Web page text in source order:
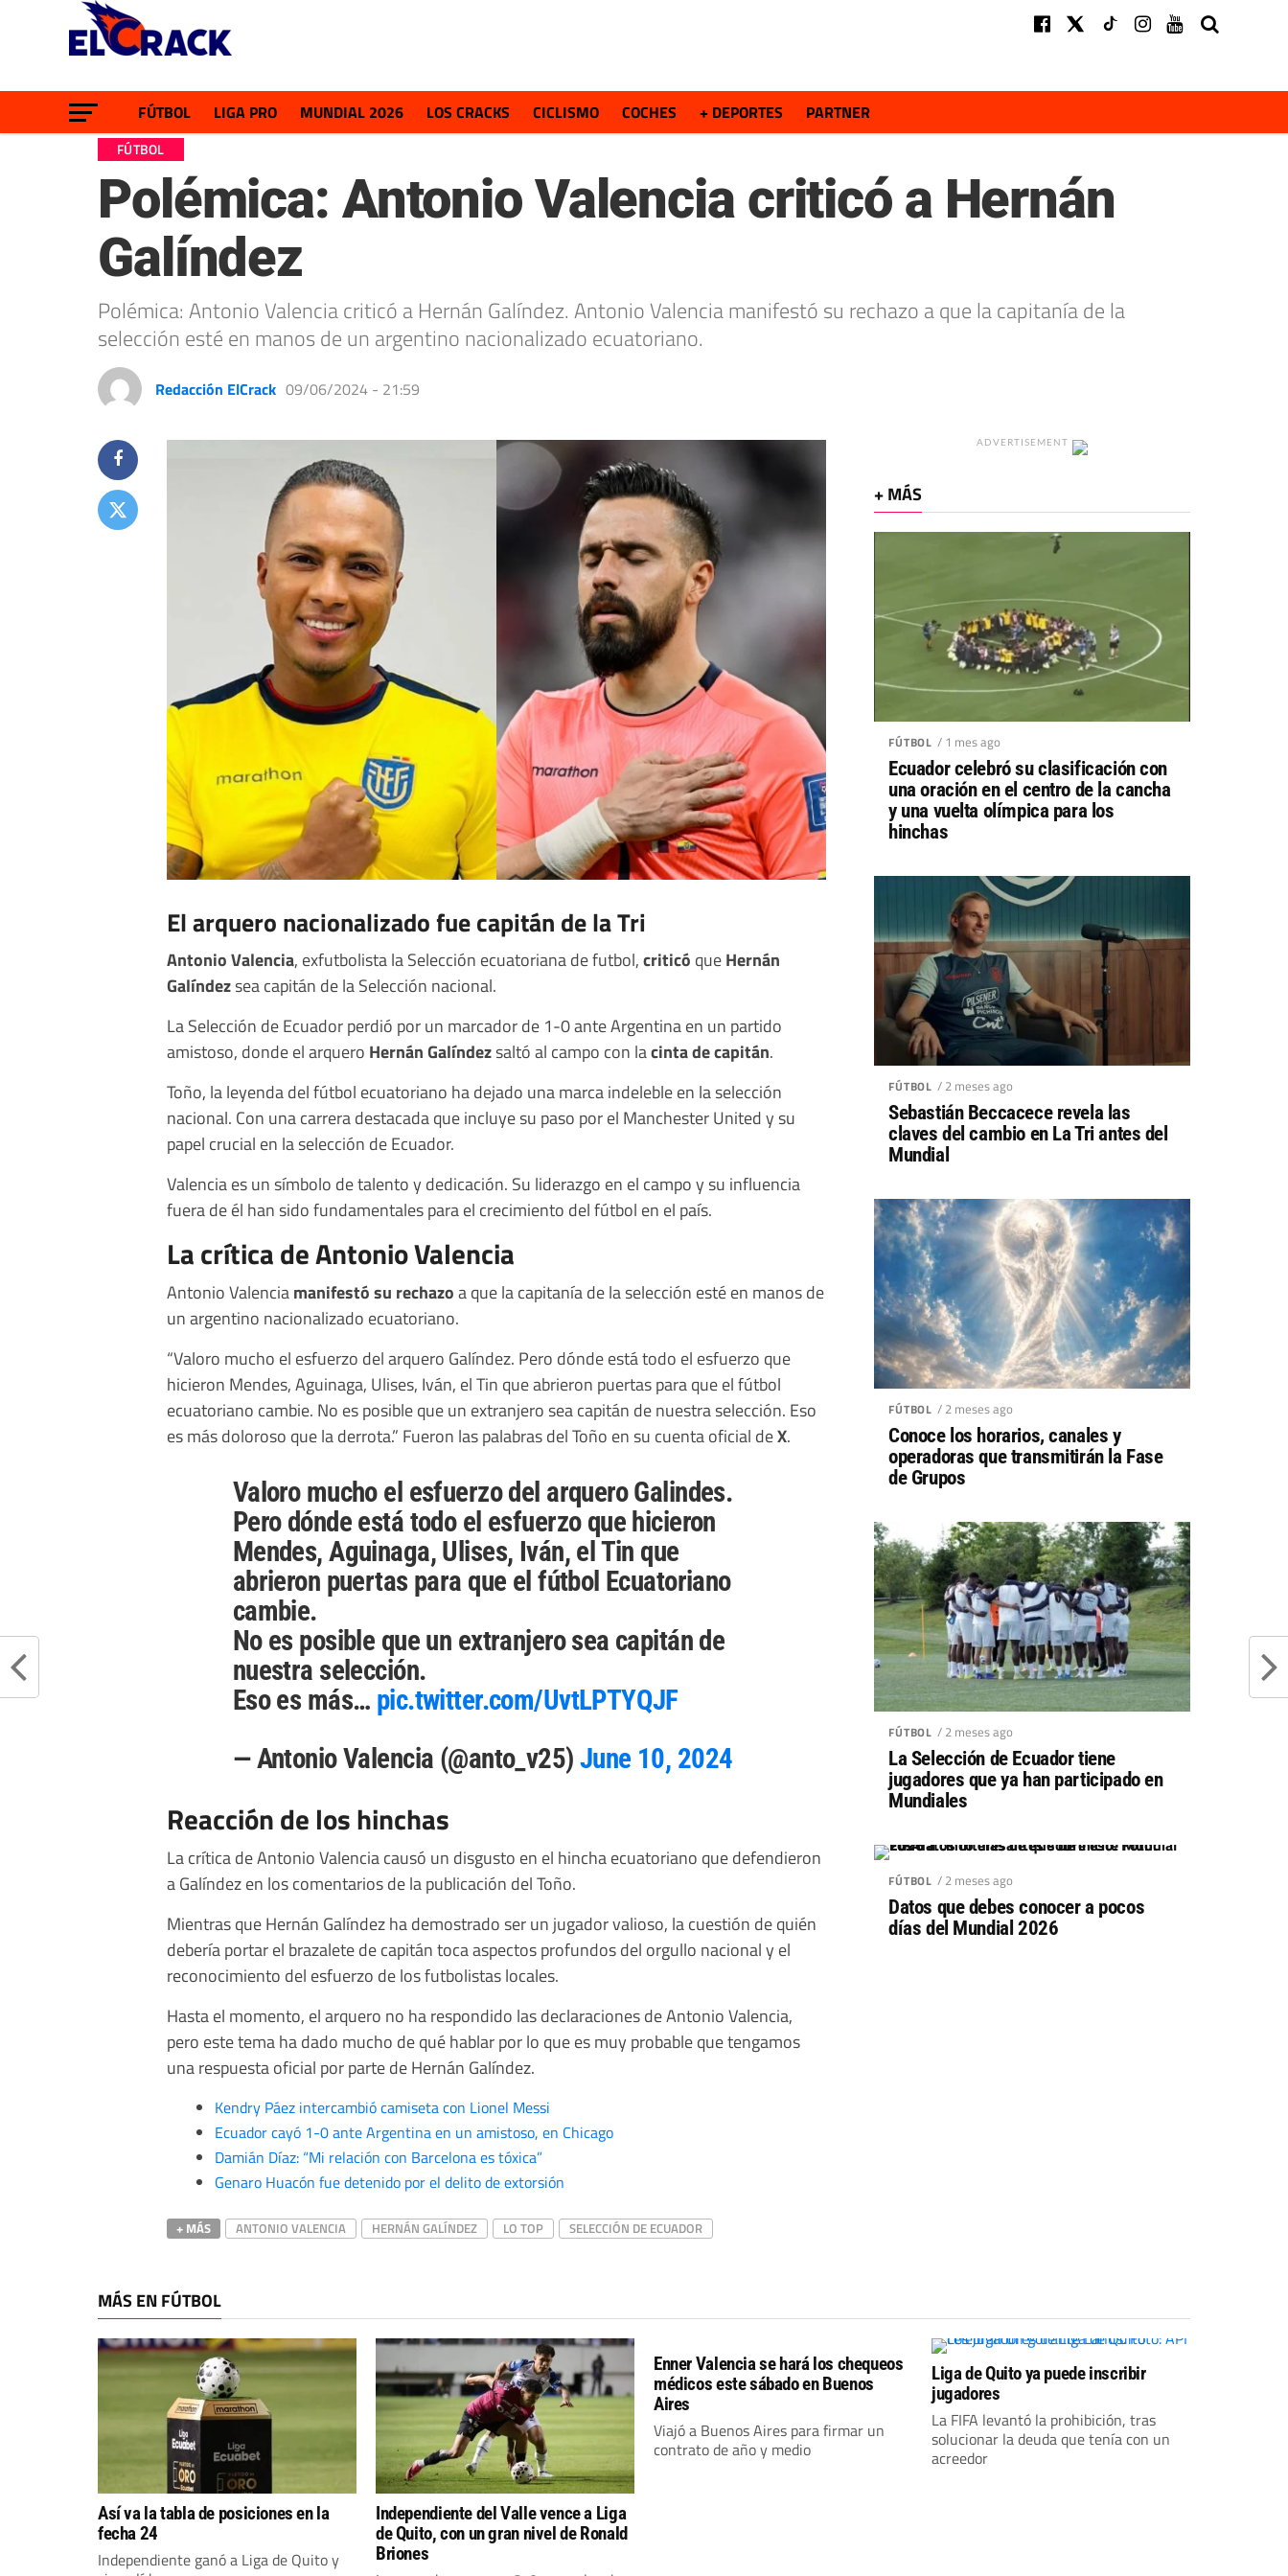
FÚTBOL LIGA PRO MUNDIAL 2026 LOS CRACKS CICLISMO COCHES + DEPORTES PARTNER
FÚTBOL
Polémica: Antonio Valencia criticó a Hernán
Galíndez
Polémica: Antonio Valencia criticó a Hernán Galíndez. Antonio Valencia manifestó su rechazo a que la capitanía de la
selección esté en manos de un argentino nacionalizado ecuatoriano.
Redacción ElCrack 09/06/2024 - 21:59
El arquero nacionalizado fue capitán de la Tri
Antonio Valencia, exfutbolista la Selección ecuatoriana de futbol,criticó queHernán
Galíndezsea capitán de la Selección nacional.
La Selección de Ecuador perdió por un marcador de 1-0 ante Argentina en un partido
amistoso, donde el arquero Hernán Galíndezsaltó al campo con lacinta de capitán.
Toño, la leyenda del fútbol ecuatoriano ha dejado una marca indeleble en la selección
nacional. Con una carrera destacada que incluye su paso por el Manchester United y su
papel crucial en la selección de Ecuador.
Valencia es un símbolo de talento y dedicación. Su liderazgo en el campo y su influencia
fuera de él han sido fundamentales para el crecimiento del fútbol en el país.
La crítica de Antonio Valencia
Antonio Valenciamanifestó su rechazoa que la capitanía de la selección esté en manos de
un argentino nacionalizado ecuatoriano.
“Valoro mucho el esfuerzo del arquero Galíndez. Pero dónde está todo el esfuerzo que
hicieron Mendes, Aguinaga, Ulises, Iván, el Tin que abrieron puertas para que el fútbol
ecuatoriano cambie. No es posible que un extranjero sea capitán de nuestra selección. Eso
es más doloroso que la derrota.” Fueron las palabras del Toño en su cuenta oficial deX.
Valoro mucho el esfuerzo del arquero Galindes.
Pero dónde está todo el esfuerzo que hicieron
Mendes, Aguinaga, Ulises, Iván, el Tin que
abrieron puertas para que el fútbol Ecuatoriano
cambie.
No es posible que un extranjero sea capitán de
nuestra selección.
Eso es más… pic.twitter.com/UvtLPTYQJF
— Antonio Valencia (@anto_v25) June 10, 2024
Reacción de los hinchas
La crítica de Antonio Valencia causó un disgusto en el hincha ecuatoriano que defendieron
a Galíndez en los comentarios de la publicación del Toño.
Mientras que Hernán Galíndez ha demostrado ser un jugador valioso, la cuestión de quién
debería portar el brazalete de capitán toca aspectos profundos del orgullo nacional y el
reconocimiento del esfuerzo de los futbolistas locales.
Hasta el momento, el arquero no ha respondido las declaraciones de Antonio Valencia,
pero este tema ha dado mucho de qué hablar por lo que es muy probable que tengamos
una respuesta oficial por parte de Hernán Galíndez.
Kendry Páez intercambió camiseta con Lionel Messi
Ecuador cayó 1-0 ante Argentina en un amistoso, en Chicago
Damián Díaz: “Mi relación con Barcelona es tóxica”
Genaro Huacón fue detenido por el delito de extorsión
+ MÁS ANTONIO VALENCIA HERNÁN GALÍNDEZ LO TOP SELECCIÓN DE ECUADOR
ADVERTISEMENT
+ MÁS
FÚTBOL / 1 mes ago
Ecuador celebró su clasificación con
una oración en el centro de la cancha
y una vuelta olímpica para los
hinchas
FÚTBOL / 2 meses ago
Sebastián Beccacece revela las
claves del cambio en La Tri antes del
Mundial
FÚTBOL / 2 meses ago
Conoce los horarios, canales y
operadoras que transmitirán la Fase
de Grupos
FÚTBOL / 2 meses ago
La Selección de Ecuador tiene
jugadores que ya han participado en
Mundiales
FÚTBOL / 2 meses ago
Datos que debes conocer a pocos
días del Mundial 2026
MÁS EN FÚTBOL
Así va la tabla de posiciones en la
fecha 24
Independiente ganó a Liga de Quito y
Independiente del Valle vence a Liga
de Quito, con un gran nivel de Ronald
Briones
Enner Valencia se hará los chequeos
médicos este sábado en Buenos
Aires
Viajó a Buenos Aires para firmar un
contrato de año y medio
Liga de Quito ya puede inscribir
jugadores
La FIFA levantó la prohibición, tras
solucionar la deuda que tenía con un
acreedor